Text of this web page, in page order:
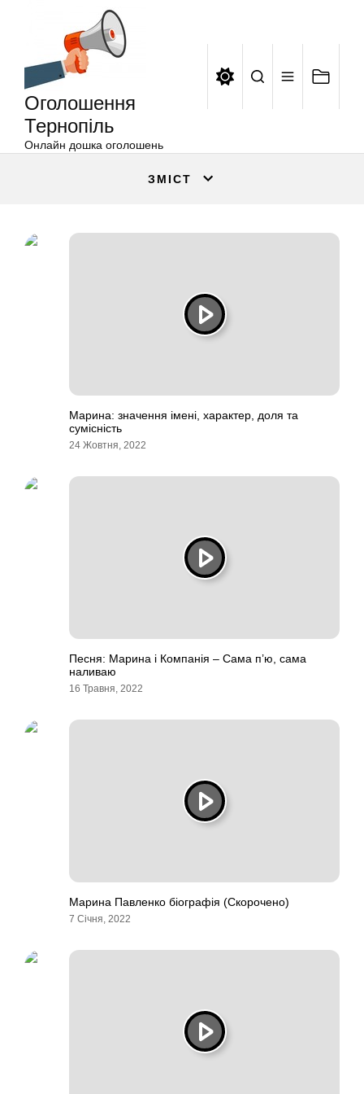
Оголошення
Тернопіль
Онлайн дошка оголошень
ЗМІСТ
Марина: значення імені, характер, доля та
сумісність
24 Жовтня, 2022
Песня: Марина і Компанія – Сама п’ю, сама
наливаю
16 Травня, 2022
Марина Павленко біографія (Скорочено)
7 Січня, 2022